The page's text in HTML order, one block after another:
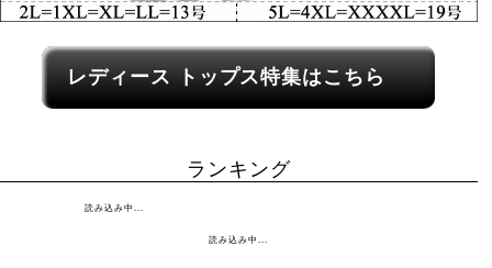
レディース関連カテゴリーへのリンク
レディース トップス特集はこちら
ランキング
読み込み中...
読み込み中...